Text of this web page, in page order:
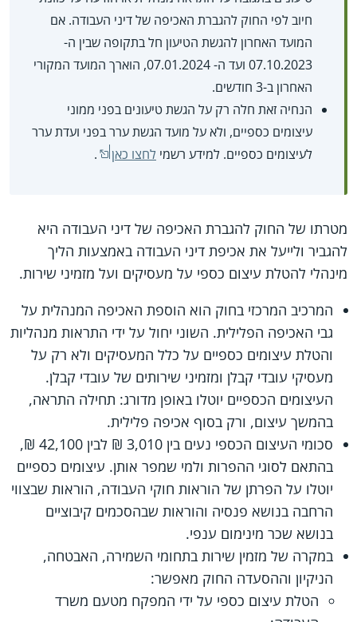
חיוב לפי החוק להגברת האכיפה של דיני העבודה. אם
המועד האחרון להגשת הטיעון חל בתקופה שבין ה-
07.10.2023 ועד ה- 07.01.2024, הוארך המועד המקורי
האחרון ב-3 חודשים.
הנחיה זאת חלה רק על הגשת טיעונים בפני ממוני
עיצומים כספיים, ולא על מועד הגשת ערר בפני ועדת ערר
לעיצומים כספיים. למידע רשמי לחצו כאן .
מטרתו של החוק להגברת האכיפה של דיני העבודה היא
להגביר ולייעל את אכיפת דיני העבודה באמצעות הליך
מינהלי להטלת עיצום כספי על מעסיקים ועל מזמיני שירות.
המרכיב המרכזי בחוק הוא הוספת האכיפה המנהלית על
גבי האכיפה הפלילית. השוני יחול על ידי התראות מנהליות
והטלת עיצומים כספיים על כלל המעסיקים ולא רק על
מעסיקי עובדי קבלן ומזמיני שירותים של עובדי קבלן.
העיצומים הכספיים יוטלו באופן מדורג: תחילה התראה,
בהמשך עיצום, ורק בסוף אכיפה פלילית.
סכומי העיצום הכספי נעים בין 3,010 ₪ לבין 42,100 ₪,
בהתאם לסוגי ההפרות ולמי שמפר אותן. עיצומים כספיים
יוטלו על הפרתן של הוראות חוקי העבודה, הוראות שבצווי
הרחבה בנושא פנסיה והוראות שבהסכמים קיבוציים
בנושא שכר מינימום ענפי.
במקרה של מזמין שירות בתחומי השמירה, האבטחה,
הניקיון וההסעדה החוק מאפשר:
הטלת עיצום כספי על ידי המפקח מטעם משרד